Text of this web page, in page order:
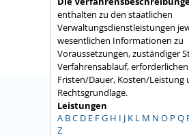
enthalten zu den staatlichen
Verwaltungsdienstleistungen
wesentlichen Informationen zu
Voraussetzungen, zuständiger
Verfahrensablauf,
Fristen/Dauer, Kosten/Leistung
Rechtsgrundlage.
Leistungen
A BC D E FG H I J K L M N O P Q
Z